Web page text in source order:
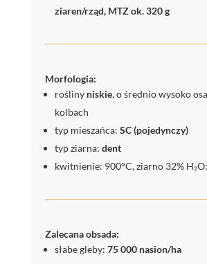
ziaren/rząd, MTZ ok. 320 g
Morfologia:
rośliny niskie, o średnio wysoko
kolbach
typ mieszańca: SC (pojedynczy)
typ ziarna: dent
kwitnienie: 900°C, ziarno 32%
Zalecana obsada:
słabe gleby: 75 000 nasion/ha